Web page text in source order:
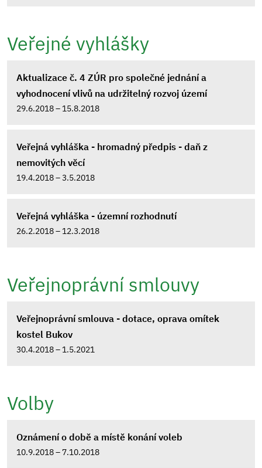
Veřejné vyhlášky
Aktualizace č. 4 ZÚR pro společné jednání a
vyhodnocení vlivů na udržitelný rozvoj území
29.6.2018 – 15.8.2018
Veřejná vyhláška - hromadný předpis - daň z
nemovitých věcí
19.4.2018 – 3.5.2018
Veřejná vyhláška - územní rozhodnutí
26.2.2018 – 12.3.2018
Veřejnoprávní smlouvy
Veřejnoprávní smlouva - dotace, oprava omítek
kostel Bukov
30.4.2018 – 1.5.2021
Volby
Oznámení o době a místě konání voleb
10.9.2018 – 7.10.2018